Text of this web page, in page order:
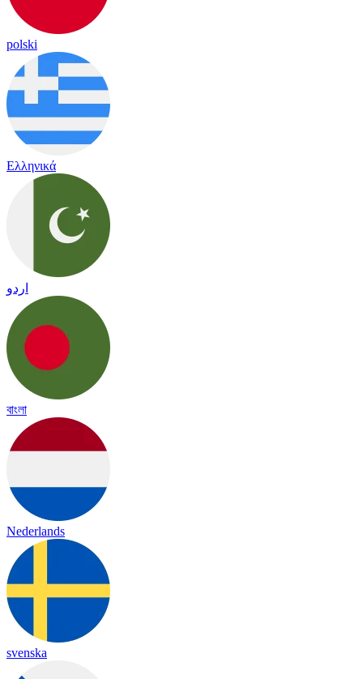
polski
Ελληνικά
اردو
বাংলা
Nederlands
svenska